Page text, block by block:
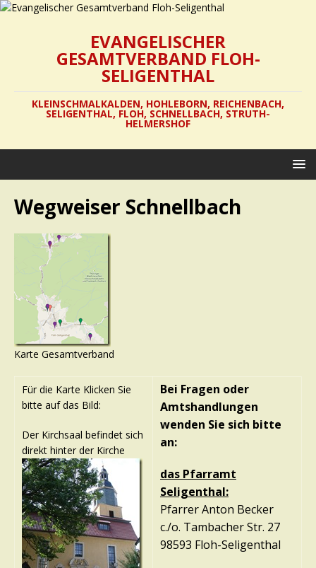
EVANGELISCHER
GESAMTVERBAND FLOH-
SELIGENTHAL
KLEINSCHMALKALDEN, HOHLEBORN, REICHENBACH,
SELIGENTHAL, FLOH, SCHNELLBACH, STRUTH-
HELMERSHOF
Wegweiser Schnellbach
Karte Gesamtverband
Für die Karte Klicken Sie
bitte auf das Bild:
Der Kirchsaal befindet sich
direkt hinter der Kirche
Bei Fragen oder
Amtshandlungen
wenden Sie sich bitte
an:
das Pfarramt
Seligenthal:
Pfarrer Anton Becker
c./o. Tambacher Str. 27
98593 Floh-Seligenthal